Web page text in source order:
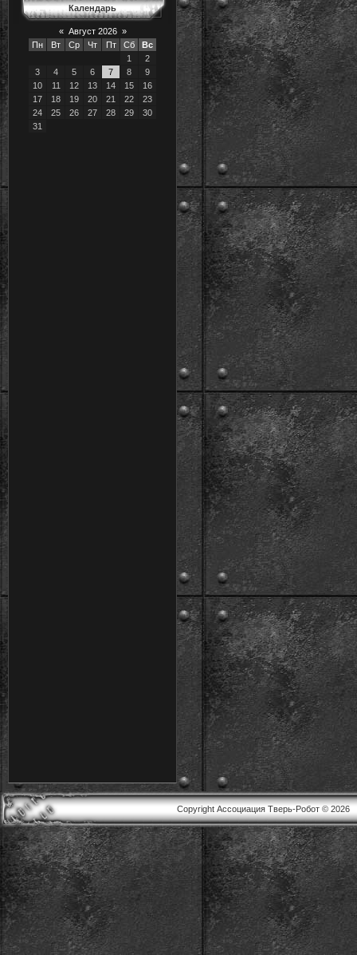
Календарь
« Август 2026 »
Пн
Вт Ср Чт Пт Сб
Вс
1
2
3
4 5 6 7 8
9
10
11 12 13 14 15
16
17
18 19 20 21 22
23
24
25 26 27 28 29
30
31
Copyright Ассоциация Тверь-Робот © 2026